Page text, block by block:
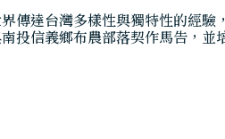
傳達台灣多樣性與獨特性的經
投信義鄉布農部落契作馬告，